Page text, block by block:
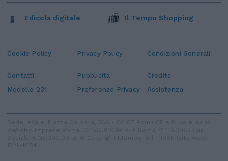
Cookie Policy Privacy Policy Condizioni Generali
Contatti Pubblicità
Credits
Modello 231
Preferenze Privacy Assistenza
Edicola digitale Il Tempo Shopping